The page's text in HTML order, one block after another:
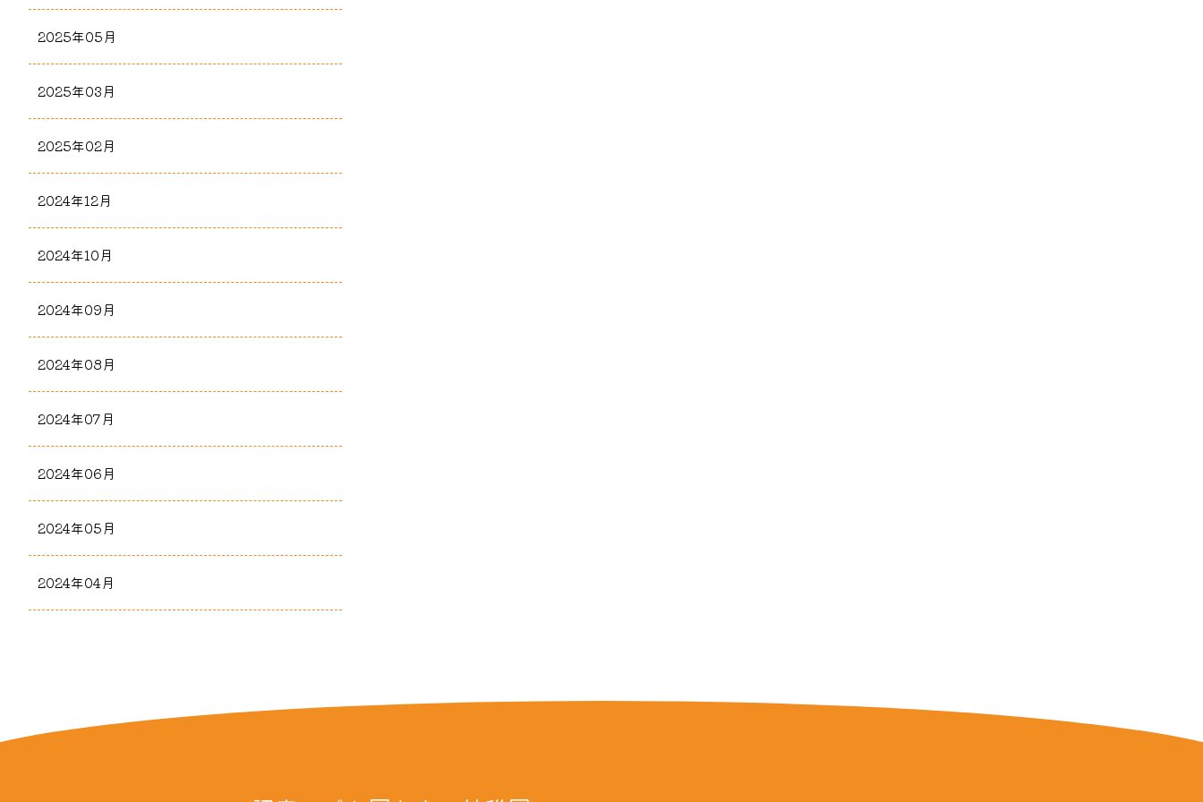
2025年05月
2025年03月
2025年02月
2024年12月
2024年10月
2024年09月
2024年08月
2024年07月
2024年06月
2024年05月
2024年04月